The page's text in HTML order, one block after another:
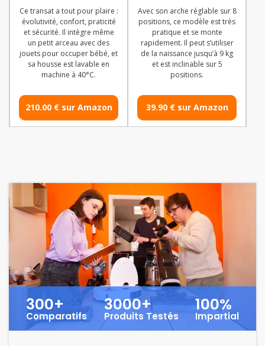
Ce transat a tout pour plaire :
évolutivité, confort, praticité
et sécurité. Il intègre même
un petit arceau avec des
jouets pour occuper bébé, et
sa housse est lavable en
machine à 40°C.
Avec son arche réglable sur 8
positions, ce modèle est très
pratique et se monte
rapidement. Il peut s’utiliser
de la naissance jusqu’à 9 kg
et est inclinable sur 5
positions.
210.00 € sur Amazon 39.90 € sur Amazon
300+
Comparatifs
3000+
Produits Testés
100%
Impartial